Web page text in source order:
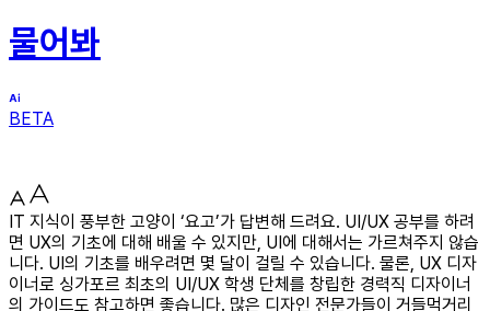
물어봐
BETA
IT 지식이 풍부한 고양이 ‘요고’가 답변해 드려요. UI/UX 공부를 하려
면 UX의 기초에 대해 배울 수 있지만, UI에 대해서는 가르쳐주지 않습
니다. UI의 기초를 배우려면 몇 달이 걸릴 수 있습니다. 물론, UX 디자
이너로 싱가포르 최초의 UI/UX 학생 단체를 창립한 경력직 디자이너
의 가이드도 참고하면 좋습니다. 많은 디자인 전문가들이 거들먹거리